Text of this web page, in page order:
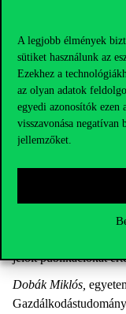
A legjobb élmények
sütiket használunk az
Ezekhez a
az olyan adatok
egyedi azonosítók ezen
visszavonása
jellemzőket.
Lehota József,
Élettudományi
Piskóti István,
Szücs Krisztián,
Törőcsik Mária,
Az MTA IX. Osztály
jelölt publikációkat
Dobák Miklós,